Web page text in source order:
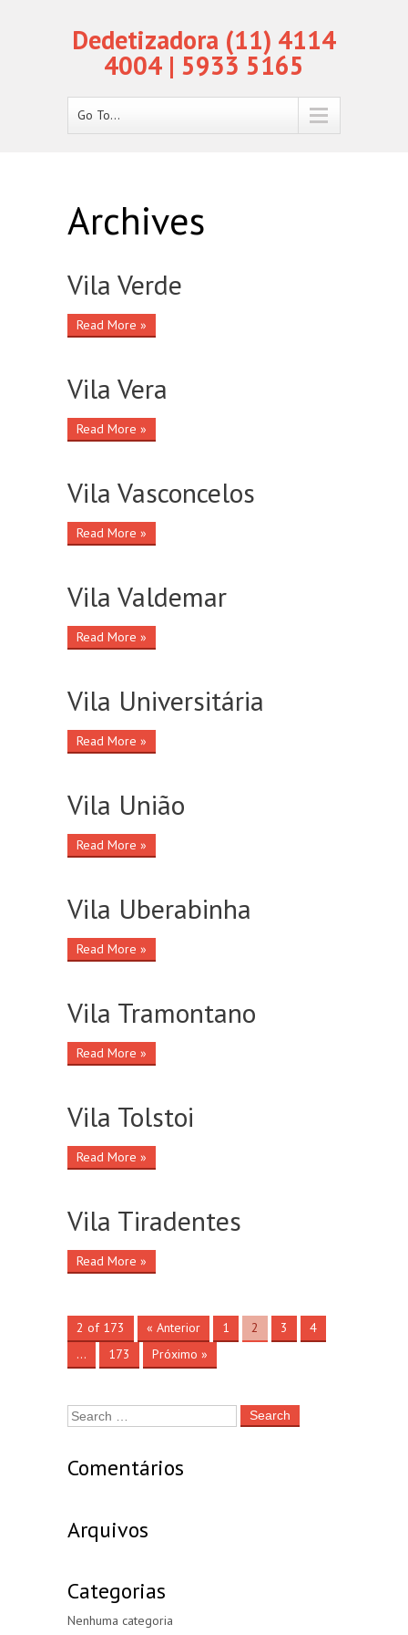
Dedetizadora (11) 4114
4004 | 5933 5165
Go To...
Archives
Vila Verde
Read More »
Vila Vera
Read More »
Vila Vasconcelos
Read More »
Vila Valdemar
Read More »
Vila Universitária
Read More »
Vila União
Read More »
Vila Uberabinha
Read More »
Vila Tramontano
Read More »
Vila Tolstoi
Read More »
Vila Tiradentes
Read More »
2 of 173 « Anterior 1 2 3
4
…
173 Próximo »
Search
for:
Comentários
Arquivos
Categorias
Nenhuma categoria